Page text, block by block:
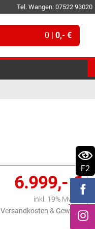
Tel. Wangen: 07522 93020
0 | 0,- €
6.999,- €
inkl. 19% MwSt.
Versandkosten & Gewicht
F2